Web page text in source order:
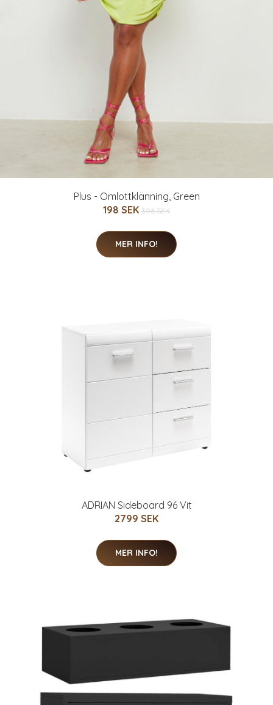
Plus - Omlottklänning, Green
198 SEK 396 SEK
MER INFO!
ADRIAN Sideboard 96 Vit
2799 SEK
MER INFO!